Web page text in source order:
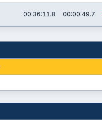
00:36:11.8 00:00:49.7